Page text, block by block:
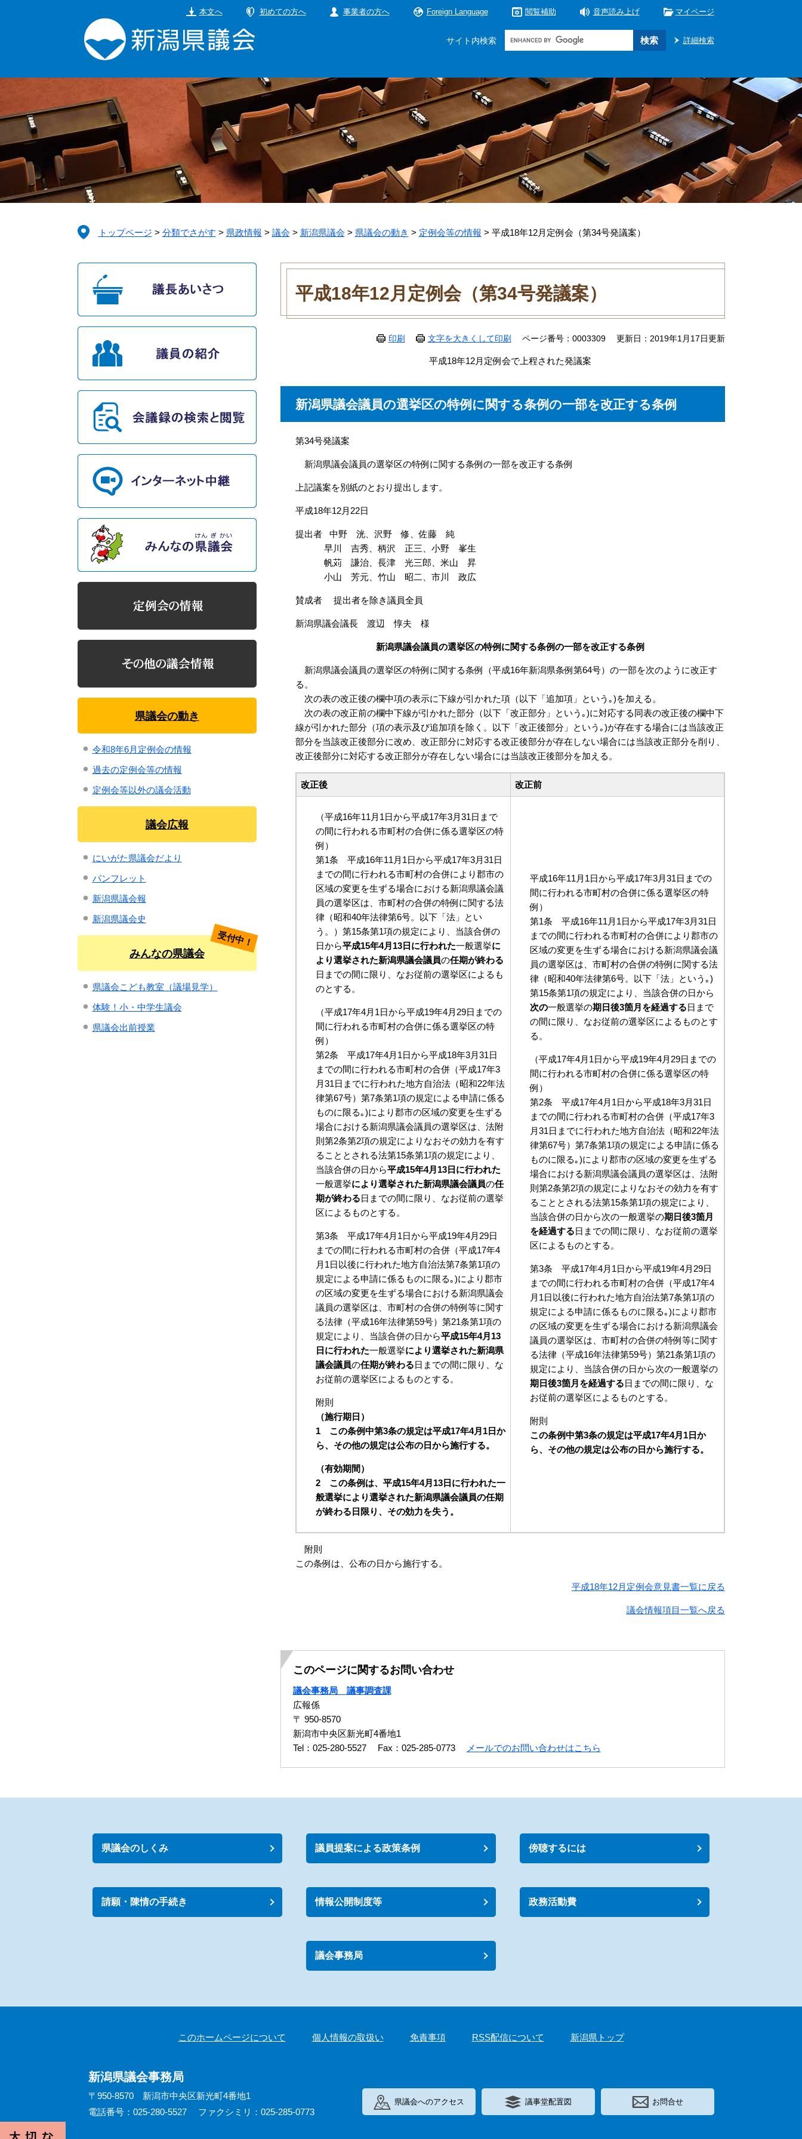
頭
飛
て
へ
本文へ 初めての方へ 事業者の方へ Foreign Language 閲覧補助 音声読み上げ マイページ
サイト内検索
Google
ム
索
詳細検索
トップページ > 分類でさがす > 県政情報 > 議会 > 新潟県議会 > 県議会の動き > 定例会等の情報 > 平成18年12月定例会（第34号発議案）
本
平成18年12月定例会（第34号発議案）
印刷 文字を大きくして印刷 ページ番号：0003309 更新日：2019年1月17日更新
平成18年12月定例会で上程された発議案
新潟県議会議員の選挙区の特例に関する条例の一部を改正する条例
第34号発議案
新潟県議会議員の選挙区の特例に関する条例の一部を改正する条例
上記議案を別紙のとおり提出します。
平成18年12月22日
提出者 中野 洸、沢野 修、佐藤 純
早川 吉秀、柄沢 正三、小野 峯生
帆苅 謙治、長津 光三郎、米山 昇
小山 芳元、竹山 昭二、市川 政広
賛成者 提出者を除き議員全員
新潟県議会議長 渡辺 惇夫 様
新潟県議会議員の選挙区の特例に関する条例の一部を改正する条例
新潟県議会議員の選挙区の特例に関する条例（平成16年新潟県条例第64号）の一部を次のように改正す
る。
次の表の改正後の欄中項の表示に下線が引かれた項（以下「追加項」という｡)を加える。
次の表の改正前の欄中下線が引かれた部分（以下「改正部分」という｡)に対応する同表の改正後の欄中下
線が引かれた部分（項の表示及び追加項を除く。以下「改正後部分」という｡)が存在する場合には当該改正
部分を当該改正後部分に改め、改正部分に対応する改正後部分が存在しない場合には当該改正部分を削り、
改正後部分に対応する改正部分が存在しない場合には当該改正後部分を加える。
改正後 改正前
（平成16年11月1日から平成17年3月31日まで
の間に行われる市町村の合併に係る選挙区の特
例）
第1条 平成16年11月1日から平成17年3月31日
までの間に行われる市町村の合併により郡市の
区域の変更を生ずる場合における新潟県議会議
員の選挙区は、市町村の合併の特例に関する法
律（昭和40年法律第6号。以下「法」とい
う。）第15条第1項の規定により、当該合併の
日から平成15年4月13日に行われた一般選挙に
より選挙された新潟県議会議員の任期が終わる
日までの間に限り、なお従前の選挙区によるも
のとする。
（平成17年4月1日から平成19年4月29日までの
間に行われる市町村の合併に係る選挙区の特
例）
第2条 平成17年4月1日から平成18年3月31日
までの間に行われる市町村の合併（平成17年3
月31日までに行われた地方自治法（昭和22年法
律第67号）第7条第1項の規定による申請に係る
ものに限る｡)により郡市の区域の変更を生ずる
場合における新潟県議会議員の選挙区は、法附
則第2条第2項の規定によりなおその効力を有す
ることとされる法第15条第1項の規定により、
当該合併の日から平成15年4月13日に行われた
一般選挙により選挙された新潟県議会議員の任
期が終わる日までの間に限り、なお従前の選挙
区によるものとする。
第3条 平成17年4月1日から平成19年4月29日
までの間に行われる市町村の合併（平成17年4
月1日以後に行われた地方自治法第7条第1項の
規定による申請に係るものに限る｡)により郡市
の区域の変更を生ずる場合における新潟県議会
議員の選挙区は、市町村の合併の特例等に関す
る法律（平成16年法律第59号）第21条第1項の
規定により、当該合併の日から平成15年4月13
日に行われた一般選挙により選挙された新潟県
議会議員の任期が終わる日までの間に限り、な
お従前の選挙区によるものとする。
附則
（施行期日）
1 この条例中第3条の規定は平成17年4月1日か
ら、その他の規定は公布の日から施行する。
（有効期間）
2 この条例は、平成15年4月13日に行われた一
般選挙により選挙された新潟県議会議員の任期
が終わる日限り、その効力を失う。
平成16年11月1日から平成17年3月31日までの
間に行われる市町村の合併に係る選挙区の特
例）
第1条 平成16年11月1日から平成17年3月31日
までの間に行われる市町村の合併により郡市の
区域の変更を生ずる場合における新潟県議会議
員の選挙区は、市町村の合併の特例に関する法
律（昭和40年法律第6号。以下「法」という｡)
第15条第1項の規定により、当該合併の日から
次の一般選挙の期日後3箇月を経過する日まで
の間に限り、なお従前の選挙区によるものとす
る。
（平成17年4月1日から平成19年4月29日までの
間に行われる市町村の合併に係る選挙区の特
例）
第2条 平成17年4月1日から平成18年3月31日
までの間に行われる市町村の合併（平成17年3
月31日までに行われた地方自治法（昭和22年法
律第67号）第7条第1項の規定による申請に係る
ものに限る｡)により郡市の区域の変更を生ずる
場合における新潟県議会議員の選挙区は、法附
則第2条第2項の規定によりなおその効力を有す
ることとされる法第15条第1項の規定により、
当該合併の日から次の一般選挙の期日後3箇月
を経過する日までの間に限り、なお従前の選挙
区によるものとする。
第3条 平成17年4月1日から平成19年4月29日
までの間に行われる市町村の合併（平成17年4
月1日以後に行われた地方自治法第7条第1項の
規定による申請に係るものに限る｡)により郡市
の区域の変更を生ずる場合における新潟県議会
議員の選挙区は、市町村の合併の特例等に関す
る法律（平成16年法律第59号）第21条第1項の
規定により、当該合併の日から次の一般選挙の
期日後3箇月を経過する日までの間に限り、な
お従前の選挙区によるものとする。
附則
この条例中第3条の規定は平成17年4月1日か
ら、その他の規定は公布の日から施行する。
附則
この条例は、公布の日から施行する。
平成18年12月定例会意見書一覧に戻る
議会情報項目一覧へ戻る
このページに関するお問い合わせ
議会事務局 議事調査課
広報係
〒 950-8570
新潟市中央区新光町4番地1
Tel：025-280-5527
Fax：025-285-0773 メールでのお問い合わせはこちら
県議会の動き
令和8年6月定例会の情報
過去の定例会等の情報
定例会等以外の議会活動
議会広報
にいがた県議会だより
パンフレット
新潟県議会報
新潟県議会史
みんなの県議会
受付中！
県議会こども教室（議場見学）
体験！小・中学生議会
県議会出前授業
県議会のしくみ 議員提案による政策条例 傍聴するには
請願・陳情の手続き 情報公開制度等 政務活動費
議会事務局
このホームページについて 個人情報の取扱い 免責事項 RSS配信について 新潟県トップ
新潟県議会事務局
〒950-8570 新潟市中央区新光町4番地1
電話番号：025-280-5527
ファクシミリ：025-285-0773
県議会へのアクセス 議事堂配置図 お問合せ